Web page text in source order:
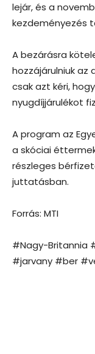
lejár, és a
kezdeményezés
A bezárásra
hozzájárulniuk az
csak azt kéri,
nyugdíjjárulékot
A program az
a skóciai
részleges
juttatásban.
Forrás: MTI
#Nagy-Britannia
#jarvany #ber